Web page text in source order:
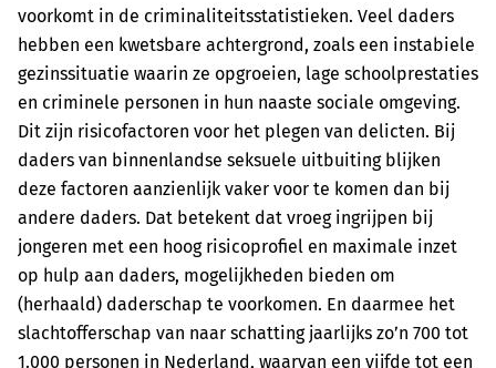
voorkomt in de criminaliteitsstatistieken. Veel daders
hebben een kwetsbare achtergrond, zoals een instabiele
gezinssituatie waarin ze opgroeien, lage schoolprestaties
en criminele personen in hun naaste sociale omgeving.
Dit zijn risicofactoren voor het plegen van delicten. Bij
daders van binnenlandse seksuele uitbuiting blijken
deze factoren aanzienlijk vaker voor te komen dan bij
andere daders. Dat betekent dat vroeg ingrijpen bij
jongeren met een hoog risicoprofiel en maximale inzet
op hulp aan daders, mogelijkheden bieden om
(herhaald) daderschap te voorkomen. En daarmee het
slachtofferschap van naar schatting jaarlijks zo’n 700 tot
1.000 personen in Nederland, waarvan een vijfde tot een